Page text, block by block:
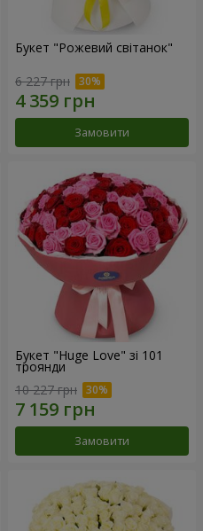
Букет "Рожевий світанок"
6 227 грн
Замовити
Букет "Huge Love" зі 101
троянди
10 227 грн
Замовити